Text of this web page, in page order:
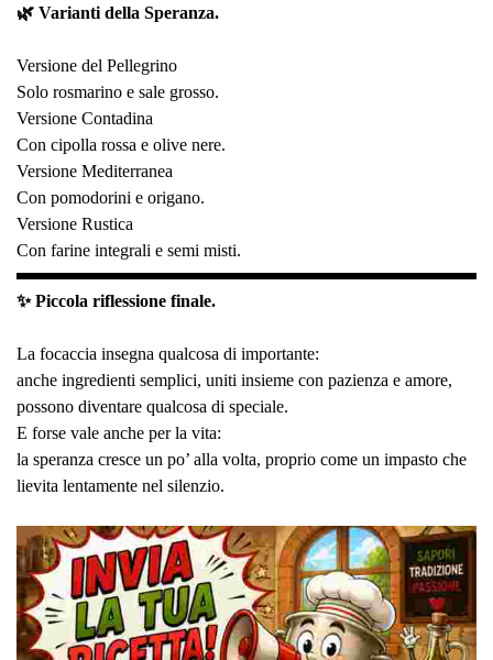
🌿 Varianti della Speranza.
Versione del Pellegrino
Solo rosmarino e sale grosso.
Versione Contadina
Con cipolla rossa e olive nere.
Versione Mediterranea
Con pomodorini e origano.
Versione Rustica
Con farine integrali e semi misti.
✨ Piccola riflessione finale.
La focaccia insegna qualcosa di importante:
anche ingredienti semplici, uniti insieme con pazienza e amore,
possono diventare qualcosa di speciale.
E forse vale anche per la vita:
la speranza cresce un po’ alla volta, proprio come un impasto che
lievita lentamente nel silenzio.